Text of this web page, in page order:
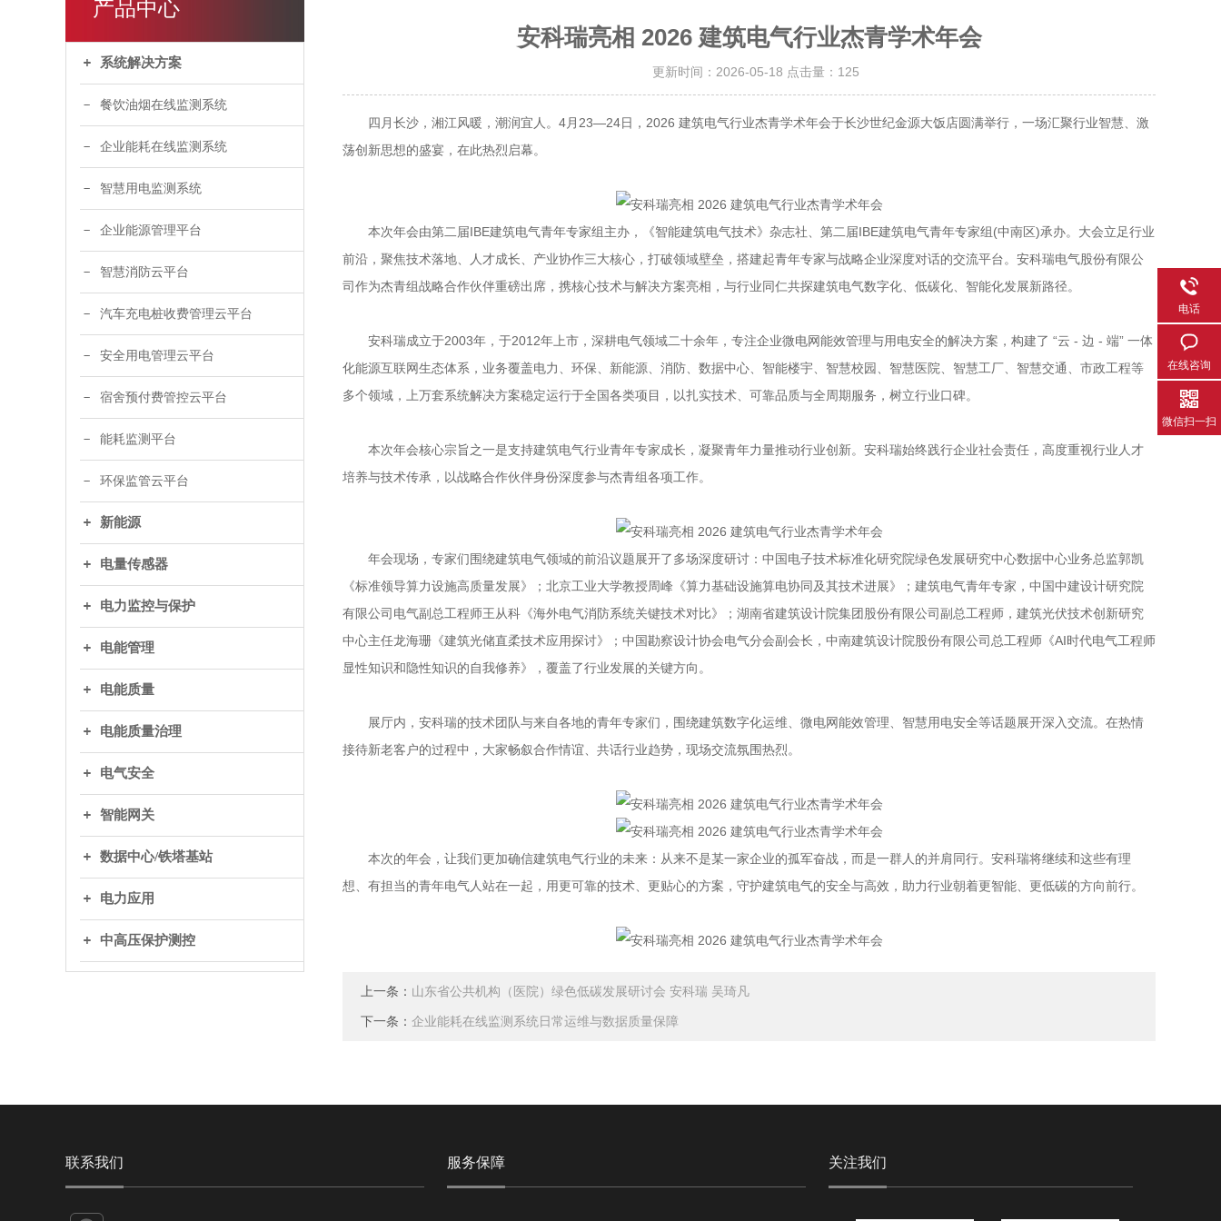
产品中心
系统解决方案
餐饮油烟在线监测系统
企业能耗在线监测系统
智慧用电监测系统
企业能源管理平台
智慧消防云平台
汽车充电桩收费管理云平台
安全用电管理云平台
宿舍预付费管控云平台
能耗监测平台
环保监管云平台
新能源
电量传感器
电力监控与保护
电能管理
电能质量
电能质量治理
电气安全
智能网关
数据中心/铁塔基站
电力应用
中高压保护测控
安科瑞亮相 2026 建筑电气行业杰青学术年会
更新时间：2026-05-18 点击量： 125
四月长沙，湘江风暖，潮润宜人。4月23—24日，2026 建筑电气行业杰青学术年会于长沙世纪金源大饭店圆满举行，一场汇聚行业智慧、激
荡创新思想的盛宴，在此热烈启幕。
本次年会由第二届IBE建筑电气青年专家组主办，《智能建筑电气技术》杂志社、第二届IBE建筑电气青年专家组(中南区)承办。大会立足行业
前沿，聚焦技术落地、人才成长、产业协作三大核心，打破领域壁垒，搭建起青年专家与战略企业深度对话的交流平台。安科瑞电气股份有限公
司作为杰青组战略合作伙伴重磅出席，携核心技术与解决方案亮相，与行业同仁共探建筑电气数字化、低碳化、智能化发展新路径。
安科瑞成立于2003年，于2012年上市，深耕电气领域二十余年，专注企业微电网能效管理与用电安全的解决方案，构建了 “云 - 边 - 端” 一体
化能源互联网生态体系，业务覆盖电力、环保、新能源、消防、数据中心、智能楼宇、智慧校园、智慧医院、智慧工厂、智慧交通、市政工程等
多个领域，上万套系统解决方案稳定运行于全国各类项目，以扎实技术、可靠品质与全周期服务，树立行业口碑。
本次年会核心宗旨之一是支持建筑电气行业青年专家成长，凝聚青年力量推动行业创新。安科瑞始终践行企业社会责任，高度重视行业人才
培养与技术传承，以战略合作伙伴身份深度参与杰青组各项工作。
年会现场，专家们围绕建筑电气领域的前沿议题展开了多场深度研讨：中国电子技术标准化研究院绿色发展研究中心数据中心业务总监郭凯
《标准领导算力设施高质量发展》；北京工业大学教授周峰《算力基础设施算电协同及其技术进展》；建筑电气青年专家，中国中建设计研究院
有限公司电气副总工程师王从科《海外电气消防系统关键技术对比》；湖南省建筑设计院集团股份有限公司副总工程师，建筑光伏技术创新研究
中心主任龙海珊《建筑光储直柔技术应用探讨》；中国勘察设计协会电气分会副会长，中南建筑设计院股份有限公司总工程师《AI时代电气工程师
显性知识和隐性知识的自我修养》，覆盖了行业发展的关键方向。
展厅内，安科瑞的技术团队与来自各地的青年专家们，围绕建筑数字化运维、微电网能效管理、智慧用电安全等话题展开深入交流。在热情
接待新老客户的过程中，大家畅叙合作情谊、共话行业趋势，现场交流氛围热烈。
本次的年会，让我们更加确信建筑电气行业的未来：从来不是某一家企业的孤军奋战，而是一群人的并肩同行。安科瑞将继续和这些有理
想、有担当的青年电气人站在一起，用更可靠的技术、更贴心的方案，守护建筑电气的安全与高效，助力行业朝着更智能、更低碳的方向前行。
上一条： 山东省公共机构（医院）绿色低碳发展研讨会 安科瑞 吴琦凡
下一条： 企业能耗在线监测系统日常运维与数据质量保障
联系我们 服务保障 关注我们
电话
在线咨询
微信扫一扫